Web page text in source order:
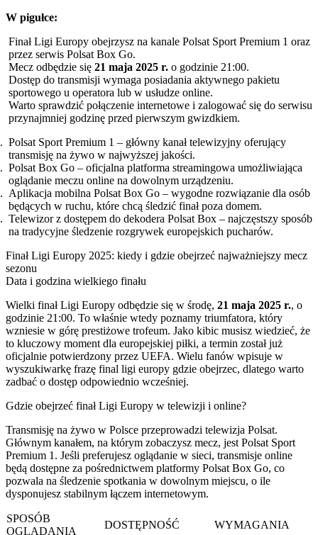
W pigułce:
Finał Ligi Europy obejrzysz na kanale Polsat Sport Premium 1 oraz
przez serwis Polsat Box Go.
Mecz odbędzie się 21 maja 2025 r. o godzinie 21:00.
Dostęp do transmisji wymaga posiadania aktywnego pakietu
sportowego u operatora lub w usłudze online.
Warto sprawdzić połączenie internetowe i zalogować się do serwisu
przynajmniej godzinę przed pierwszym gwizdkiem.
Polsat Sport Premium 1 – główny kanał telewizyjny oferujący
transmisję na żywo w najwyższej jakości.
Polsat Box Go – oficjalna platforma streamingowa umożliwiająca
oglądanie meczu online na dowolnym urządzeniu.
Aplikacja mobilna Polsat Box Go – wygodne rozwiązanie dla osób
będących w ruchu, które chcą śledzić finał poza domem.
Telewizor z dostępem do dekodera Polsat Box – najczęstszy sposób
na tradycyjne śledzenie rozgrywek europejskich pucharów.
Finał Ligi Europy 2025: kiedy i gdzie obejrzeć najważniejszy mecz
sezonu
Data i godzina wielkiego finału
Wielki finał Ligi Europy odbędzie się w środę, 21 maja 2025 r., o
godzinie 21:00. To właśnie wtedy poznamy triumfatora, który
wzniesie w górę prestiżowe trofeum. Jako kibic musisz wiedzieć, że
to kluczowy moment dla europejskiej piłki, a termin został już
oficjalnie potwierdzony przez UEFA. Wielu fanów wpisuje w
wyszukiwarkę frazę final ligi europy gdzie obejrzec, dlatego warto
zadbać o dostęp odpowiednio wcześniej.
Gdzie obejrzeć finał Ligi Europy w telewizji i online?
Transmisję na żywo w Polsce przeprowadzi telewizja Polsat.
Głównym kanałem, na którym zobaczysz mecz, jest Polsat Sport
Premium 1. Jeśli preferujesz oglądanie w sieci, transmisje online
będą dostępne za pośrednictwem platformy Polsat Box Go, co
pozwala na śledzenie spotkania w dowolnym miejscu, o ile
dysponujesz stabilnym łączem internetowym.
SPOSÓB
OGLĄDANIA
DOSTĘPNOŚĆ WYMAGANIA